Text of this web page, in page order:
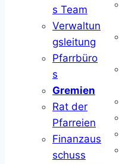
s Team
Verwaltun
gsleitung
Pfarrbüro
s
Gremien
Rat der
Pfarreien
Finanzaus
schuss